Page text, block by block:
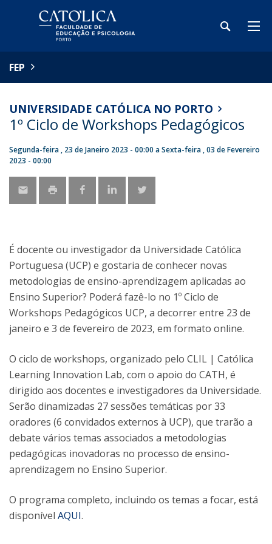
FEP
UNIVERSIDADE CATÓLICA NO PORTO
1º Ciclo de Workshops Pedagógicos
Segunda-feira , 23 de Janeiro 2023 - 00:00 aSexta-feira , 03 de Fevereiro
2023 - 00:00
É docente ou investigador da Universidade Católica
Portuguesa (UCP) e gostaria de conhecer novas
metodologias de ensino-aprendizagem aplicadas ao
Ensino Superior? Poderá fazê-lo no 1º Ciclo de
Workshops Pedagógicos UCP, a decorrer entre 23 de
janeiro e 3 de fevereiro de 2023, em formato online.
O ciclo de workshops, organizado pelo CLIL | Católica
Learning Innovation Lab, com o apoio do CATH, é
dirigido aos docentes e investigadores da Universidade.
Serão dinamizadas 27 sessões temáticas por 33
oradores (6 convidados externos à UCP), que trarão a
debate vários temas associados a metodologias
pedagógicas inovadoras no processo de ensino-
aprendizagem no Ensino Superior.
O programa completo, incluindo os temas a focar, está
disponível AQUI.